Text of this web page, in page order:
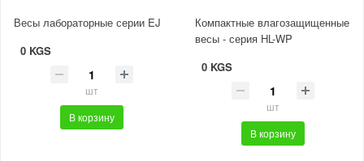
Весы лабораторные серии EJ
0 KGS
шт
В корзину
Компактные влагозащищенные
весы - серия HL-WP
0 KGS
шт
В корзину